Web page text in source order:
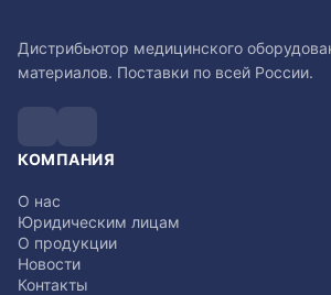
Дистрибьютор медицинского
материалов. Поставки по всей России.
КОМПАНИЯ
О нас
Юридическим лицам
О продукции
Новости
Контакты